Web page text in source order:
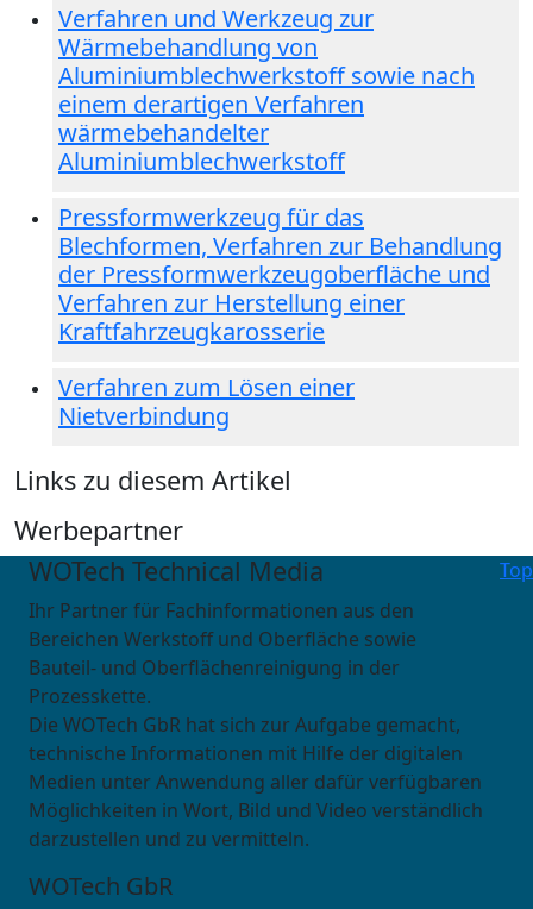
Verfahren und Werkzeug zur
Wärmebehandlung von
Aluminiumblechwerkstoff sowie nach
einem derartigen Verfahren
wärmebehandelter
Aluminiumblechwerkstoff
Pressformwerkzeug für das
Blechformen, Verfahren zur Behandlung
der Pressformwerkzeugoberfläche und
Verfahren zur Herstellung einer
Kraftfahrzeugkarosserie
Verfahren zum Lösen einer
Nietverbindung
Links zu diesem Artikel
Werbepartner
Top
WOTech Technical Media
Ihr Partner für Fachinformationen aus den
Bereichen Werkstoff und Oberfläche sowie
Bauteil- und Oberflächenreinigung in der
Prozesskette.
Die WOTech GbR hat sich zur Aufgabe gemacht,
technische Informationen mit Hilfe der digitalen
Medien unter Anwendung aller dafür verfügbaren
Möglichkeiten in Wort, Bild und Video verständlich
darzustellen und zu vermitteln.
WOTech GbR